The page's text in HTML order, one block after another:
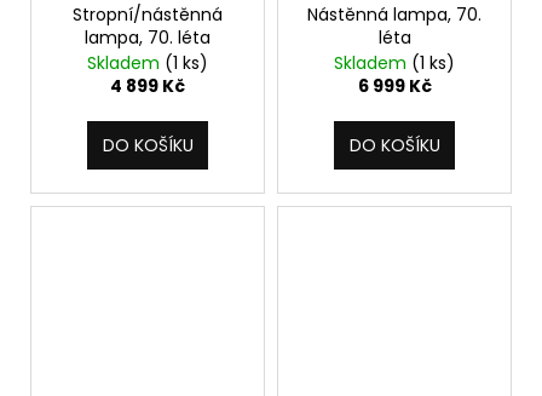
Stropní/nástěnná
lampa, 70. léta
Skladem (1 ks)
4 899 Kč
DO KOŠÍKU
Nástěnná lampa, 70.
léta
Skladem (1 ks)
6 999 Kč
DO KOŠÍKU